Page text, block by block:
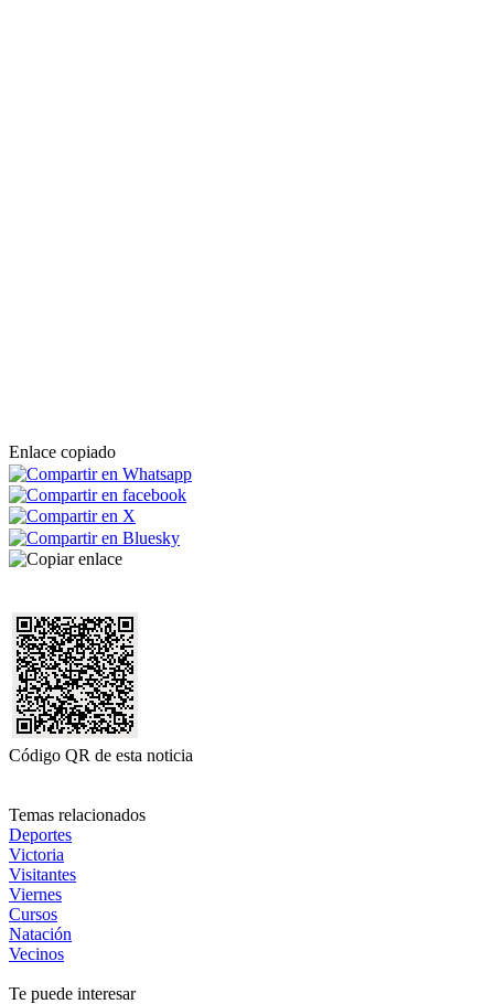
Enlace copiado
Código QR de esta noticia
Temas relacionados
Deportes
Victoria
Visitantes
Viernes
Cursos
Natación
Vecinos
Te puede interesar